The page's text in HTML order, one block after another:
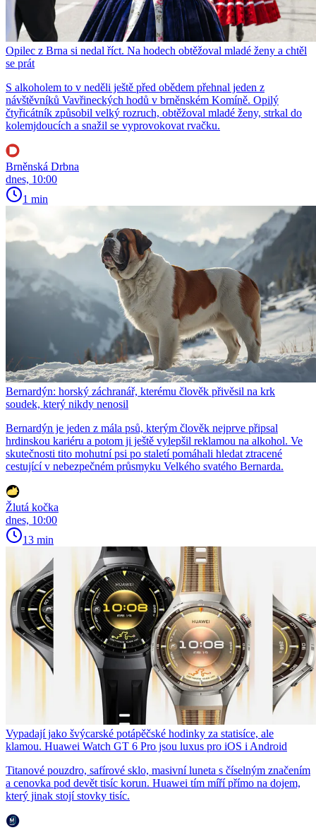
Opilec z Brna si nedal říct. Na hodech obtěžoval mladé ženy a chtěl
se prát
S alkoholem to v neděli ještě před obědem přehnal jeden z
návštěvníků Vavřineckých hodů v brněnském Komíně. Opilý
čtyřicátník způsobil velký rozruch, obtěžoval mladé ženy, strkal do
kolemjdoucích a snažil se vyprovokovat rvačku.
Brněnská Drbna
dnes, 10:00
1 min
Bernardýn: horský záchranář, kterému člověk přivěsil na krk
soudek, který nikdy nenosil
Bernardýn je jeden z mála psů, kterým člověk nejprve připsal
hrdinskou kariéru a potom ji ještě vylepšil reklamou na alkohol. Ve
skutečnosti tito mohutní psi po staletí pomáhali hledat ztracené
cestující v nebezpečném průsmyku Velkého svatého Bernarda.
Žlutá kočka
dnes, 10:00
13 min
Vypadají jako švýcarské potápěčské hodinky za statisíce, ale
klamou. Huawei Watch GT 6 Pro jsou luxus pro iOS i Android
Titanové pouzdro, safírové sklo, masivní luneta s číselným značením
a cenovka pod devět tisíc korun. Huawei tím míří přímo na dojem,
který jinak stojí stovky tisíc.